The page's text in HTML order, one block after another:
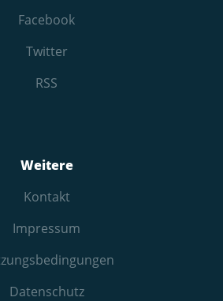
Facebook
Twitter
RSS
Weitere
Kontakt
Impressum
Datenschutz